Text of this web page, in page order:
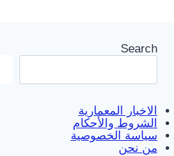
Search
الاخبار المعمارية
الشروط والأحكام
سياسة الخصوصية
من نحن